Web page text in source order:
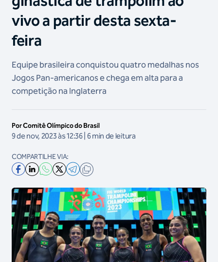
vivo a partir desta sexta-
feira
Equipe brasileira conquistou quatro medalhas nos
Jogos Pan-americanos e chega em alta para a
competição na Inglaterra
Por Comitê Olímpico do Brasil
9 de nov, 2023 às 12:36 | 6 min de leitura
COMPARTILHE VIA: